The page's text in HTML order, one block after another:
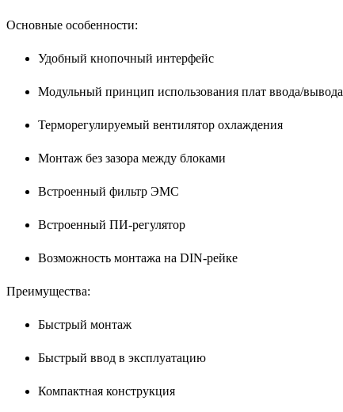
Основные особенности:
Удобный кнопочный интерфейс
Модульный принцип использования плат ввода/вывода
Терморегулируемый вентилятор охлаждения
Монтаж без зазора между блоками
Встроенный фильтр ЭМС
Встроенный ПИ-регулятор
Возможность монтажа на DIN-рейке
Преимущества:
Быстрый монтаж
Быстрый ввод в эксплуатацию
Компактная конструкция